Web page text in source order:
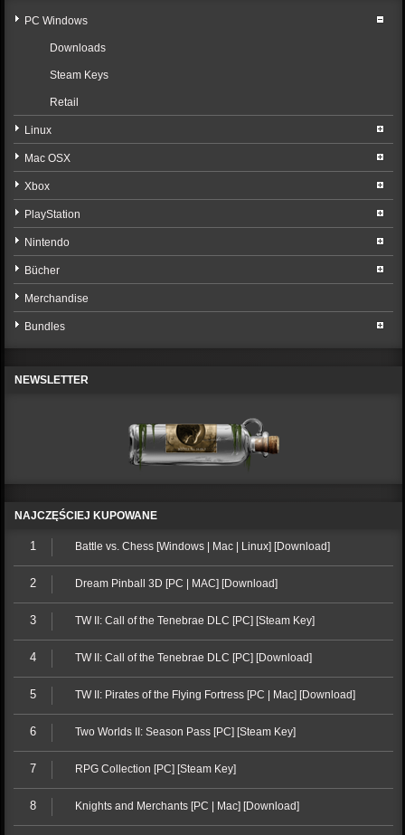
PC Windows
Downloads
Steam Keys
Retail
Linux
Mac OSX
Xbox
PlayStation
Nintendo
Bücher
Merchandise
Bundles
NEWSLETTER
NAJCZĘŚCIEJ KUPOWANE
1 Battle vs. Chess [Windows | Mac | Linux] [Download]
2 Dream Pinball 3D [PC | MAC] [Download]
3 TW II: Call of the Tenebrae DLC [PC] [Steam Key]
4 TW II: Call of the Tenebrae DLC [PC] [Download]
5 TW II: Pirates of the Flying Fortress [PC | Mac] [Download]
6 Two Worlds II: Season Pass [PC] [Steam Key]
7 RPG Collection [PC] [Steam Key]
8 Knights and Merchants [PC | Mac] [Download]